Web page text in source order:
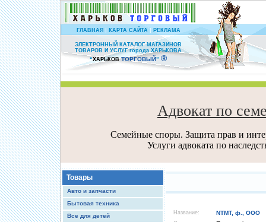
ГЛАВНАЯ| КАРТА САЙТА | РЕКЛАМА
ЭЛЕКТРОННЫЙ КАТАЛОГ МАГАЗИНОВ
ТОВАРОВ И УСЛУГ города ХАРЬКОВА
“ХАРЬКОВ ТОРГОВЫЙ” ®
Адвокат по
Семейные споры. Защита прав и
Услуги адвоката по
Товары
Авто и запчасти
Бытовая техника
Все для детей
Название: NTMT, ф., ООО